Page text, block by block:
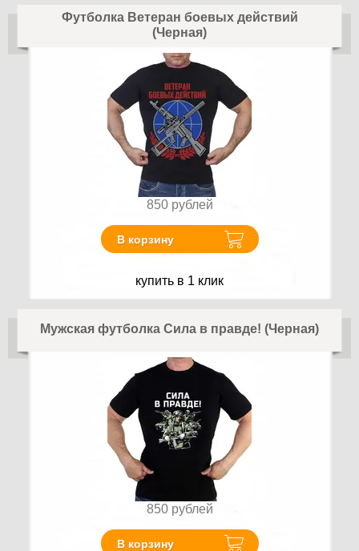
Футболка Ветеран боевых действий
(Черная)
850 рублей
В корзину
купить в 1 клик
Мужская футболка Сила в правде! (Черная)
850 рублей
В корзину